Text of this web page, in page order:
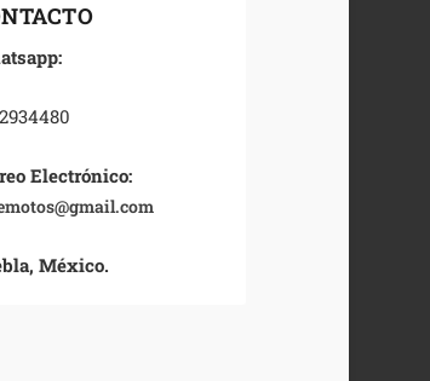
Electrónico:
México.